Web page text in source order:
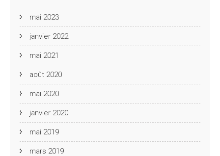
mai 2023
janvier 2022
mai 2021
août 2020
mai 2020
janvier 2020
mai 2019
mars 2019